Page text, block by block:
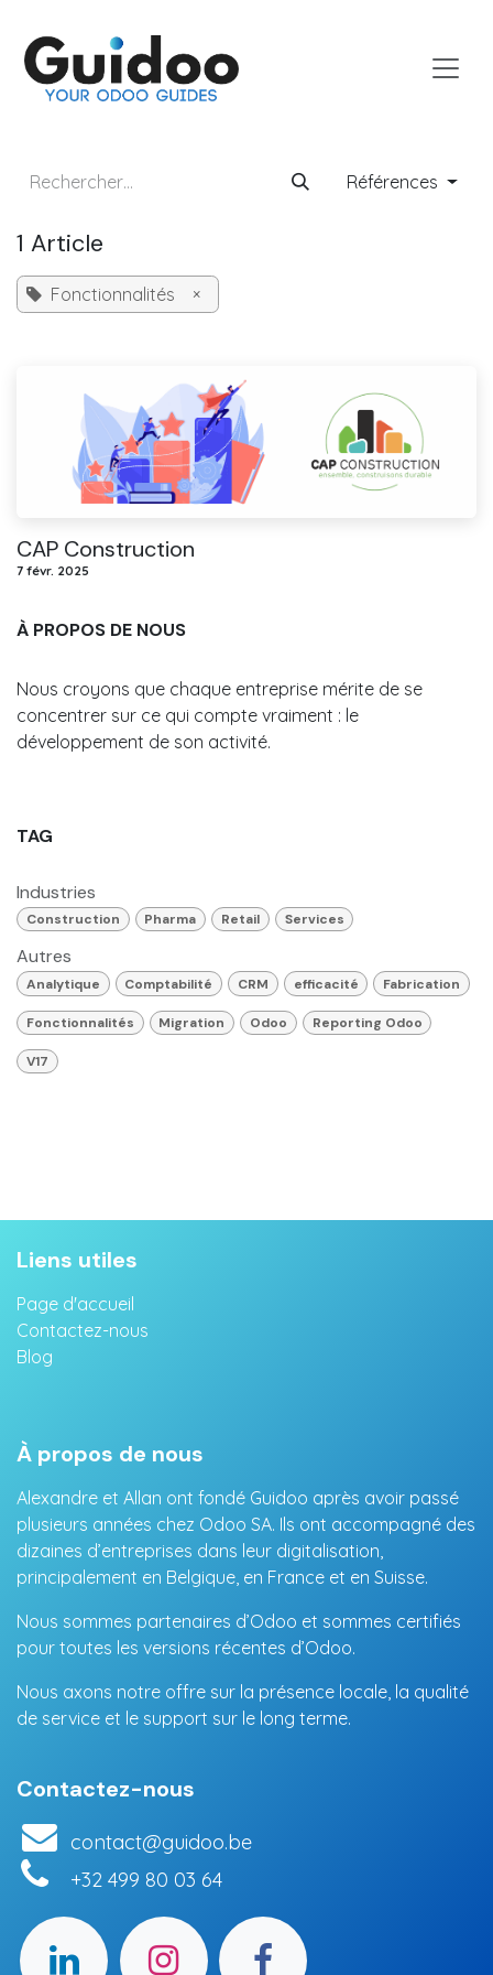
Références
1 Article
Fonctionnalités ×
CAP Construction
7 févr. 2025
À PROPOS DE NOUS
Nous croyons que chaque entreprise mérite de se
concentrer sur ce qui compte vraiment : le
développement de son activité.
TAG
Industries
Construction Pharma Retail Services
Autres
Analytique Comptabilité CRM efficacité Fabrication
Fonctionnalités Migration Odoo Reporting Odoo
V17
Liens utiles
Page d'accueil
Contactez-nous
Blog
À propos de nous
Alexandre et Allan ont fondé Guidoo après avoir passé
plusieurs années chez Odoo SA. Ils ont accompagné des
dizaines d’entreprises dans leur digitalisation,
principalement en Belgique, en France et en Suisse.
Nous sommes partenaires d’Odoo et sommes certifiés
pour toutes les versions récentes d’Odoo.
Nous axons notre offre sur la présence locale, la qualité
de service et le support sur le long terme.
Contactez-nous
contact@guidoo.be
+32 499 80 03 64